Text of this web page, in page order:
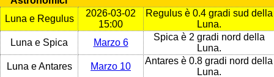
Luna e Regulus
2026-03-02
15:00
Regulus è 0.4 gradi sud della
Luna.
Luna e Spica
Marzo 6
Spica è 2 gradi nord della
Luna.
Luna e Antares
Marzo 10
Antares è 0.8 gradi nord della
Luna.